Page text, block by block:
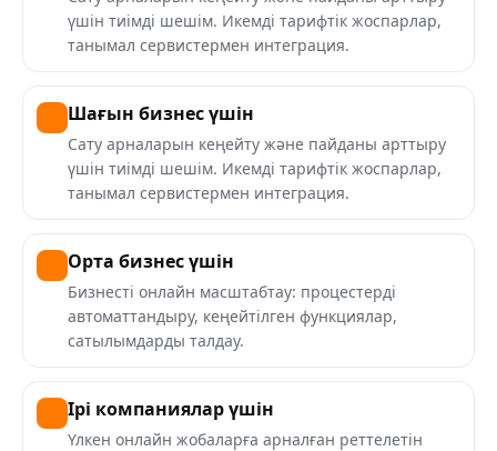
үшін тиімді шешім. Икемді тарифтік жоспарлар,
танымал сервистермен интеграция.
Шағын бизнес үшін
Сату арналарын кеңейту және пайданы арттыру
үшін тиімді шешім. Икемді тарифтік жоспарлар,
танымал сервистермен интеграция.
Орта бизнес үшін
Бизнесті онлайн масштабтау: процестерді
автоматтандыру, кеңейтілген функциялар,
сатылымдарды талдау.
Ірі компаниялар үшін
Үлкен онлайн жобаларға арналған реттелетін